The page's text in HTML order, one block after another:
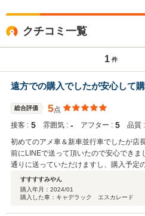
クチコミ一覧
1 件
遠方での購入でしたが安心して購
総合評価 5点
接客 : 5 雰囲気 : ‐ アフター : 5 品質 :
初めてのアメ車＆新車並行車でしたが店
前にLINEで送って頂いたので安心できま
通りに送っていただけますし、購入予定
れます。弱い部分は整備後納車といった
すすすすみやん
購入年月： 2024/01
購入した車：キャデラック エスカレード